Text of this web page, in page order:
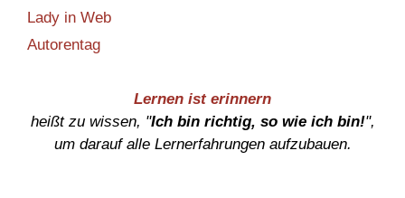
Lady in Web
Autorentag
Lernen ist erinnern
heißt zu wissen, "Ich bin richtig, so wie ich bin!",
um darauf alle Lernerfahrungen aufzubauen.